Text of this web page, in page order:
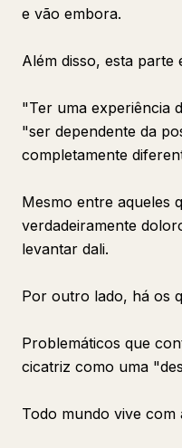
e vão embora.
Além disso, esta parte
"Ter uma experiência
"ser dependente da
completamente
Mesmo entre aqueles
verdadeiramente
levantar dali.
Por outro lado, há os
Problemáticos que
cicatriz como uma
Todo mundo vive com